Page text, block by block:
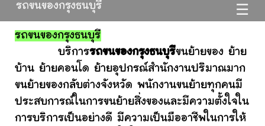
☰
รถขนของกรุงธนบุรี
รถขนของกรุงธนบุรี
บริการรถขนของกรุงธนบุรีขนย้ายของ ย้าย
บ้าน ย้ายคอนโด ย้ายอุปกรณ์สำนักงานปริมาณมาก
ขนย้ายของกลับต่างจังหวัด พนักงานขนย้ายทุกคนมี
ประสบการณ์ในการขนย้ายสิ่งของและมีความตั้งใจใน
การบริการเป็นอย่างดี มีความเป็นมืออาชีพในการให้